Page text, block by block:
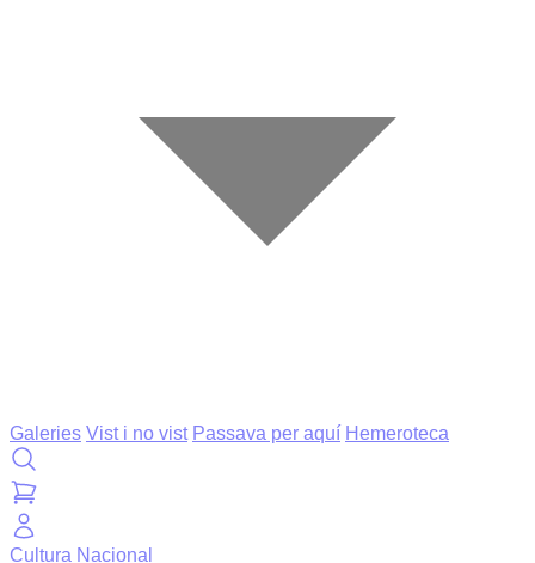
Galeries Vist i no vist Passava per aquí Hemeroteca
Cultura Nacional